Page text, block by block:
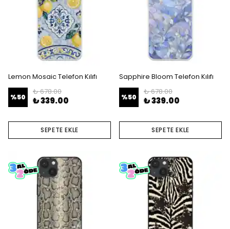
Lemon Mosaic Telefon Kılıfı
%50
₺ 678.00
₺ 339.00
SEPETE EKLE
Sapphire Bloom Telefon Kılıfı
%50
₺ 678.00
₺ 339.00
SEPETE EKLE